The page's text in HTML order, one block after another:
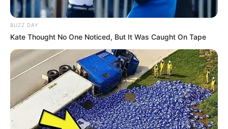
BUZZ DAY
Kate Thought No One Noticed, But It Was Caught On Tape